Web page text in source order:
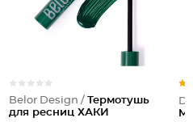
Belor Design / Термотушь
для ресниц ХАКИ